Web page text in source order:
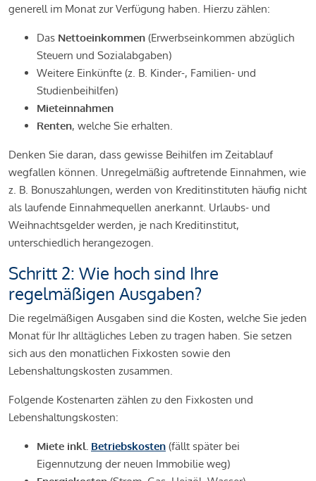
generell im Monat zur Verfügung haben. Hierzu zählen:
Das Nettoeinkommen (Erwerbseinkommen abzüglich
Steuern und Sozialabgaben)
Weitere Einkünfte (z. B. Kinder-, Familien- und
Studienbeihilfen)
Mieteinnahmen
Renten, welche Sie erhalten.
Denken Sie daran, dass gewisse Beihilfen im Zeitablauf
wegfallen können. Unregelmäßig auftretende Einnahmen, wie
z. B. Bonuszahlungen, werden von Kreditinstituten häufig nicht
als laufende Einnahmequellen anerkannt. Urlaubs- und
Weihnachtsgelder werden, je nach Kreditinstitut,
unterschiedlich herangezogen.
Schritt 2: Wie hoch sind Ihre
regelmäßigen Ausgaben?
Die regelmäßigen Ausgaben sind die Kosten, welche Sie jeden
Monat für Ihr alltägliches Leben zu tragen haben. Sie setzen
sich aus den monatlichen Fixkosten sowie den
Lebenshaltungskosten zusammen.
Folgende Kostenarten zählen zu den Fixkosten und
Lebenshaltungskosten:
Miete inkl. Betriebskosten (fällt später bei
Eigennutzung der neuen Immobilie weg)